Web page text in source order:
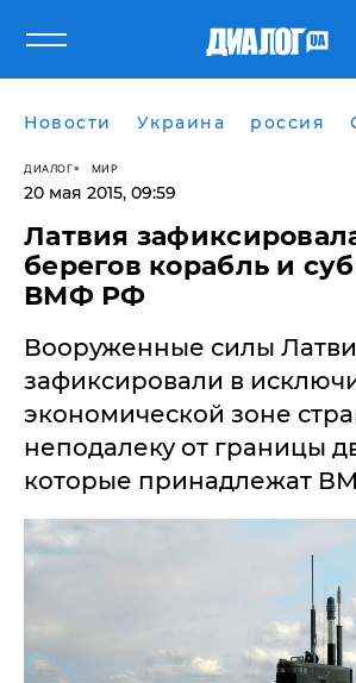
Новости Украина россия
ДИАЛОГ МИР
20 мая 2015, 09:59
Латвия
берегов корабль и
ВМФ РФ
Вооруженные силы
зафиксировали в
экономической зоне
неподалеку от границы
которые принадлежат